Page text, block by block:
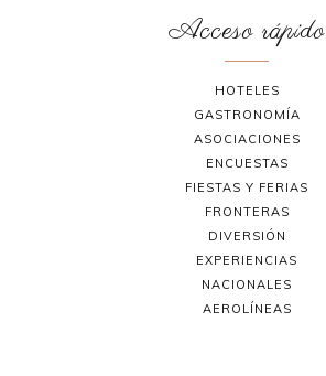
Acceso rápido
HOTELES
GASTRONOMÍA
ASOCIACIONES
ENCUESTAS
FIESTAS Y FERIAS
FRONTERAS
DIVERSIÓN
EXPERIENCIAS
NACIONALES
AEROLÍNEAS